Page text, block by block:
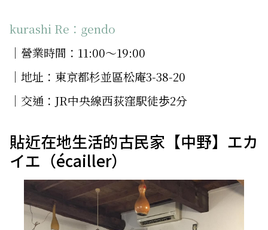
kurashi Re：gendo
│營業時間：11:00～19:00
│地址：東京都杉並區松庵3-38-20
│交通：JR中央線西荻窪駅徒歩2分
貼近在地生活的古民家【中野】エカ
イエ（écailler）